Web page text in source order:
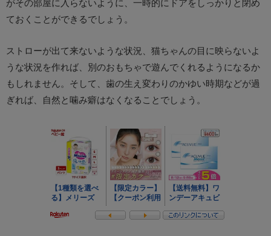
ておくことができるでしょう。
ストローが出て来ないような状況、猫ちゃんの目に映らないよ
うな状況を作れば、別のおもちゃで遊んでくれるようになるか
もしれません。そして、歯の生え変わりのかゆい時期などが過
ぎれば、自然と噛み癖はなくなることでしょう。